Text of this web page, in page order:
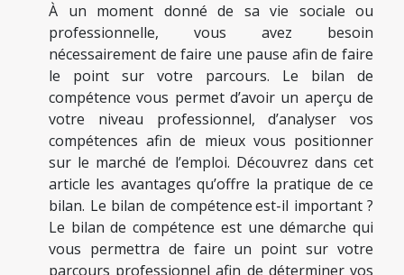
À un moment donné de sa vie sociale ou
professionnelle, vous avez besoin
nécessairement de faire une pause afin de faire
le point sur votre parcours. Le bilan de
compétence vous permet d’avoir un aperçu de
votre niveau professionnel, d’analyser vos
compétences afin de mieux vous positionner
sur le marché de l’emploi. Découvrez dans cet
article les avantages qu’offre la pratique de ce
bilan. Le bilan de compétence est-il important ?
Le bilan de compétence est une démarche qui
vous permettra de faire un point sur votre
parcours professionnel afin de déterminer vos